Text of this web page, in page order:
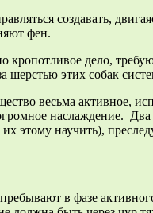
создавать,
фен.
кропотливое дело,
шерстью этих собак
весьма активное,
наслаждение.
этому научить),
пребывают в фазе